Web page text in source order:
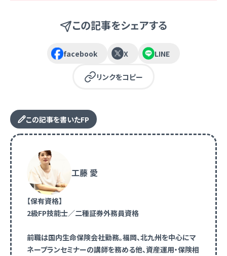
この記事をシェアする
facebook X LINE
リンクをコピー
この記事を書いたFP
工藤 愛
【保有資格】
2級FP技能士／二種証券外務員資格
前職は国内生命保険会社勤務。福岡、北九州を中心にマ
ネープランセミナーの講師を務める他、資産運用・保険相